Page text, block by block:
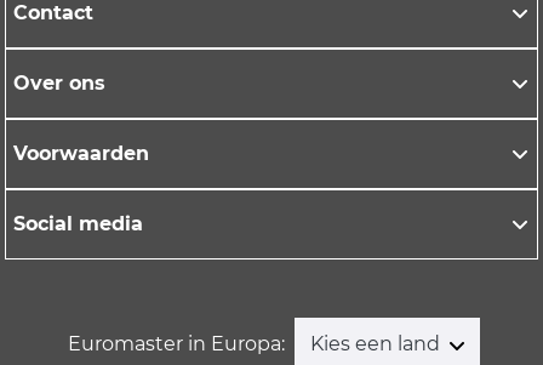
Contact
Over ons
Voorwaarden
Social media
Euromaster in Europa: Kies een land